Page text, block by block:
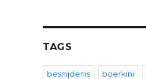
TAGS
besnijdenis boerkini